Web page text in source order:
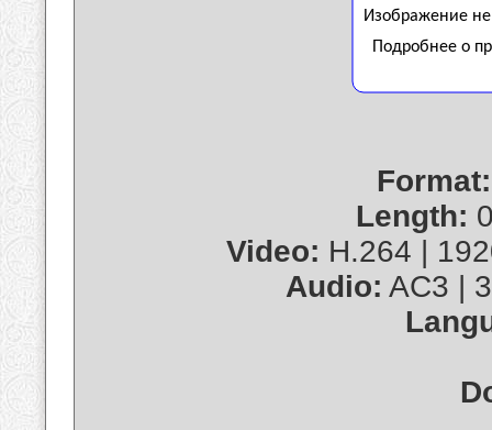
Format:
Length:
Video: H.264 |
Audio: AC3 |